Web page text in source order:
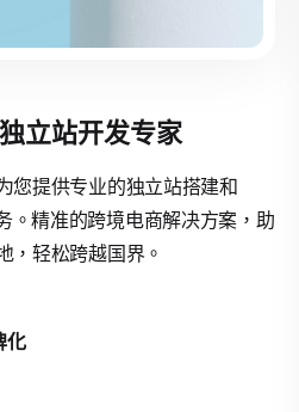
立站开发专家
您提供专业的独立站搭建和
。精准的跨境电商解决方案，助
，轻松跨越国界。
化